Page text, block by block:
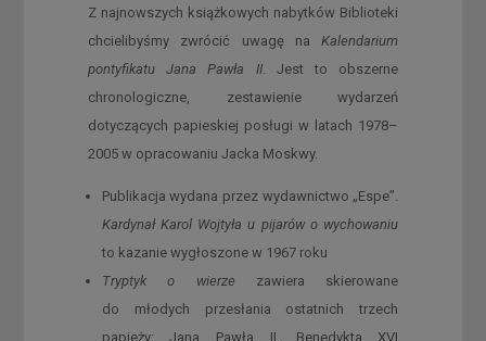
Z najnowszych książkowych nabytków Biblioteki
chcielibyśmy zwrócić uwagę naKalendarium
pontyfikatu Jana Pawła
II. Jest to obszerne
chronologiczne, zestawienie wydarzeń
dotyczących papieskiej posługi w latach 1978–
2005 w opracowaniu Jacka Moskwy.
Publikacja wydana przez wydawnictwo „Espe”.
Kardynał Karol Wojtyła u pijarów o wychowaniu
to kazanie wygłoszone w 1967 roku
Tryptyk o wierze zawiera skierowane
do młodych przesłania ostatnich trzech
papieży: Jana Pawła II, Benedykta XVI